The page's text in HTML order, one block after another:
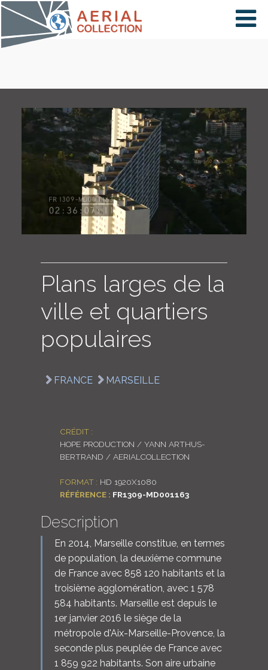
×
PAYS
CARTE
COLLECTIONS
LOGIN
ENGLISH
Plans larges de la
ville et quartiers
populaires
FRANCE MARSEILLE
CRÉDIT :
HOPE PRODUCTION / YANN ARTHUS-
BERTRAND / AERIALCOLLECTION
FORMAT : HD 1920X1080
RÉFÉRENCE : FR1309-MD001163
Description
En 2014, Marseille constitue, en termes
de population, la deuxième commune
de France avec 858 120 habitants et la
troisième agglomération, avec 1 578
584 habitants. Marseille est depuis le
1er janvier 2016 le siège de la
métropole d'Aix-Marseille-Provence, la
seconde plus peuplée de France avec
1 859 922 habitants. Son aire urbaine